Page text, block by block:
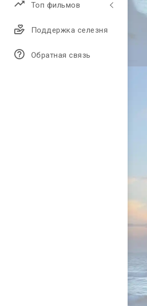
Топ фильмов
Поддержка селезня
Обратная связь